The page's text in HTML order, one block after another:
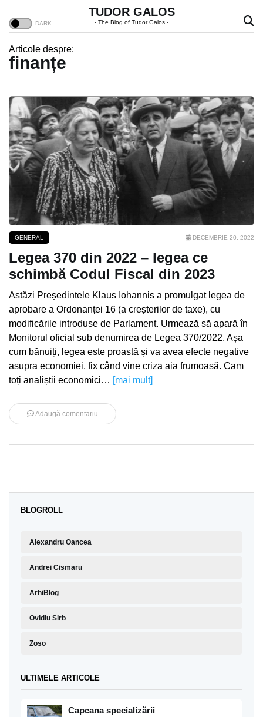
TUDOR GALOS
- The Blog of Tudor Galos -
Articole despre:
finanțe
GENERAL DECEMBRIE 20, 2022
Legea 370 din 2022 – legea ce
schimbă Codul Fiscal din 2023
Astăzi Președintele Klaus Iohannis a promulgat legea de
aprobare a Ordonanței 16 (a creșterilor de taxe), cu
modificările introduse de Parlament. Urmează să apară în
Monitorul oficial sub denumirea de Legea 370/2022. Așa
cum bănuiți, legea este proastă și va avea efecte negative
asupra economiei, fix când vine criza aia frumoasă. Cam
toți analiștii economici… [mai mult]
Adaugă comentariu
BLOGROLL
Alexandru Oancea
Andrei Cismaru
ArhiBlog
Ovidiu Sirb
Zoso
ULTIMELE ARTICOLE
Capcana specializării